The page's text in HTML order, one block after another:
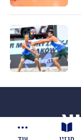
מגזין עוד